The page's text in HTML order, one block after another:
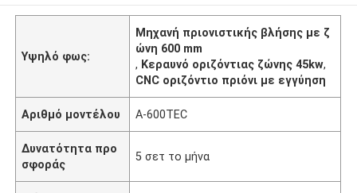
Υψηλό φως:
Μηχανή πριονιστικής βλήσης με ζ
ώνη 600 mm
, Κεραυνό οριζόντιας ζώνης 45kw,
CNC οριζόντιο πριόνι με εγγύηση
Αριθμό μοντέλου Α-600TEC
Δυνατότητα προ
σφοράς
5 σετ το μήνα